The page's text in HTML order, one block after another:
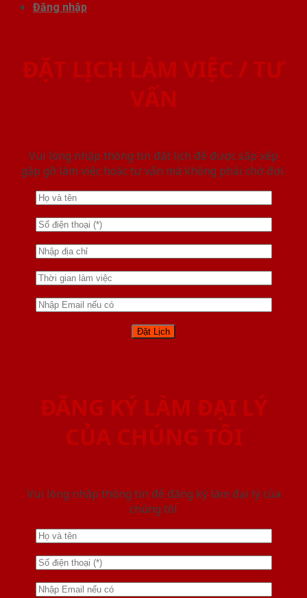
Đăng nhập
ĐẶT LỊCH LÀM VIỆC / TƯ
VẤN
Vui lòng nhập thông tin đặt lịch để được sắp xếp
gặp gỡ làm việc hoăc tư vấn mà không phải chờ đợi.
ĐĂNG KÝ LÀM ĐẠI LÝ
CỦA CHÚNG TÔI
Vui lòng nhập thông tin để đăng ký làm đại lý của
chúng tôi